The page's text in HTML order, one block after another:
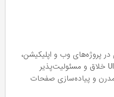
پروژه‌های وب و اپلیکیشن،
به یک UI/Frontend Developer خلاق و مسئولیت‌پذیر
و پیاده‌سازی صفحات